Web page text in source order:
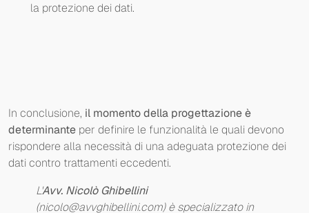
la protezione dei dati.
In conclusione, il momento della progettazione è
determinante per definire le funzionalità le quali devono
rispondere alla necessità di una adeguata protezione dei
dati contro trattamenti eccedenti.
L'Avv. Nicolò Ghibellini
(nicolo@avvghibellini.com) è specializzato in